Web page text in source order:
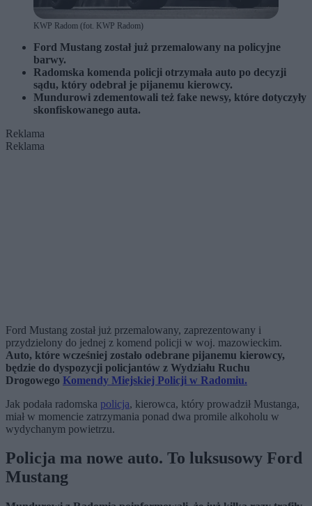
KWP Radom (fot. KWP Radom)
Ford Mustang został już przemalowany na policyjne
barwy.
Radomska komenda policji otrzymała auto po decyzji
sądu, który odebrał je pijanemu kierowcy.
Mundurowi zdementowali też fake newsy, które dotyczyły
skonfiskowanego auta.
Reklama
Reklama
Ford Mustang został już przemalowany, zaprezentowany i
przydzielony do jednej z komend policji w woj. mazowieckim.
Auto, które wcześniej zostało odebrane pijanemu kierowcy,
będzie do dyspozycji policjantów z Wydziału Ruchu
Drogowego Komendy Miejskiej Policji w Radomiu.
Jak podała radomska policja, kierowca, który prowadził Mustanga,
miał w momencie zatrzymania ponad dwa promile alkoholu w
wydychanym powietrzu.
Policja ma nowe auto. To luksusowy Ford
Mustang